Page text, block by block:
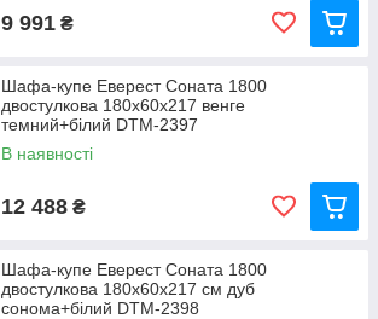
9 991 ₴
Шафа-купе Еверест Соната 1800
двостулкова 180х60х217 венге
темний+білий DTM-2397
В наявності
12 488 ₴
Шафа-купе Еверест Соната 1800
двостулкова 180х60х217 см дуб
сонома+білий DTM-2398